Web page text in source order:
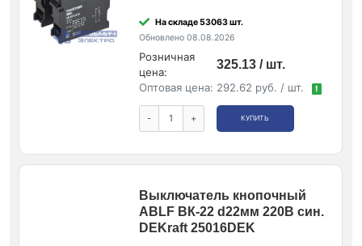
На складе 53063 шт.
Обновлено 08.08.2026
Розничная
цена:
325.13 / шт.
Оптовая цена: 292.62 руб. / шт. !
- + КУПИТЬ
Выключатель кнопочный
ABLF ВК-22 d22мм 220В син.
DEKraft 25016DEK